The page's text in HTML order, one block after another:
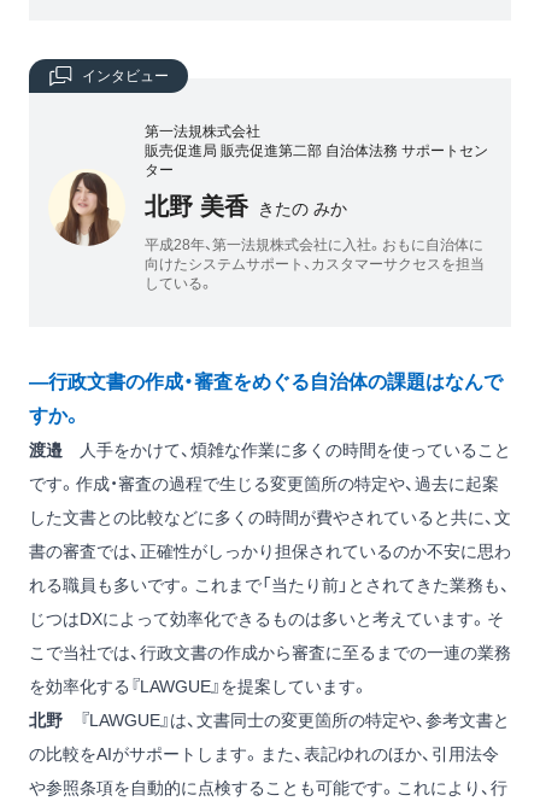
インタビュー
第一法規株式会社
販売促進局 販売促進第二部 自治体法務 サポートセン
ター
北野 美香 きたの みか
平成28年、第一法規株式会社に入社。おもに自治体に
向けたシステムサポート、カスタマーサクセスを担当
している。
―行政文書の作成・審査をめぐる自治体の課題はなんで
すか。
渡邉 人手をかけて、煩雑な作業に多くの時間を使っていること
です。作成・審査の過程で生じる変更箇所の特定や、過去に起案
した文書との比較などに多くの時間が費やされていると共に、文
書の審査では、正確性がしっかり担保されているのか不安に思わ
れる職員も多いです。これまで「当たり前」とされてきた業務も、
じつはDXによって効率化できるものは多いと考えています。そ
こで当社では、行政文書の作成から審査に至るまでの一連の業務
を効率化する『LAWGUE』を提案しています。
北野 『LAWGUE』は、文書同士の変更箇所の特定や、参考文書と
の比較をAIがサポートします。また、表記ゆれのほか、引用法令
や参照条項を自動的に点検することも可能です。これにより、行